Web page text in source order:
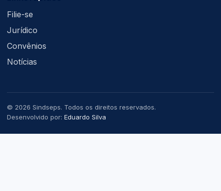
Filie-se
Jurídico
Convênios
Notícias
© 2026 Sindseps. Todos os direitos reservados.
Desenvolvido por: Eduardo Silva